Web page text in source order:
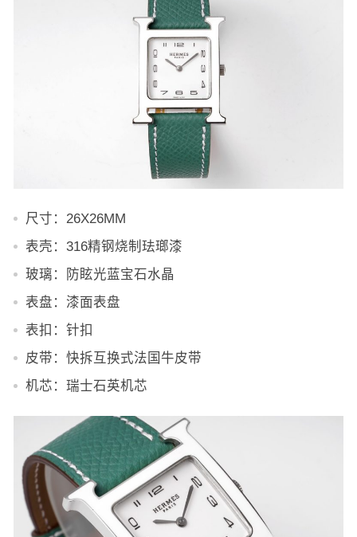
尺寸：26X26MM
表壳：316精钢烧制珐瑯漆
玻璃：防眩光蓝宝石水晶
表盘：漆面表盘
表扣：针扣
皮带：快拆互换式法国牛皮带
机芯：瑞士石英机芯